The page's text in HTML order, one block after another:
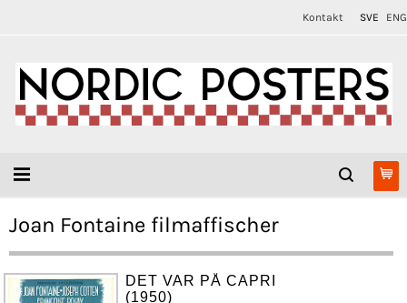
Kontakt SVE ENG
Joan Fontaine filmaffischer
DET VAR PÅ CAPRI
(1950)